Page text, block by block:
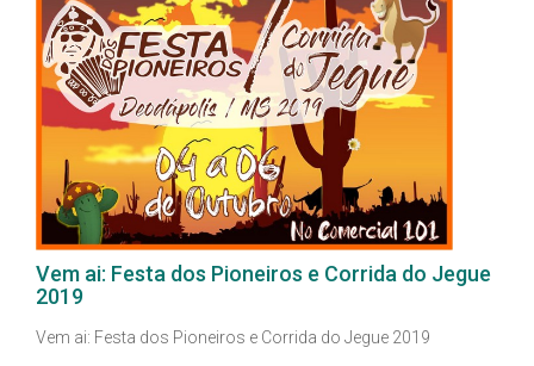
Vem ai: Festa dos Pioneiros e Corrida do Jegue
2019
Vem ai: Festa dos Pioneiros e Corrida do Jegue 2019